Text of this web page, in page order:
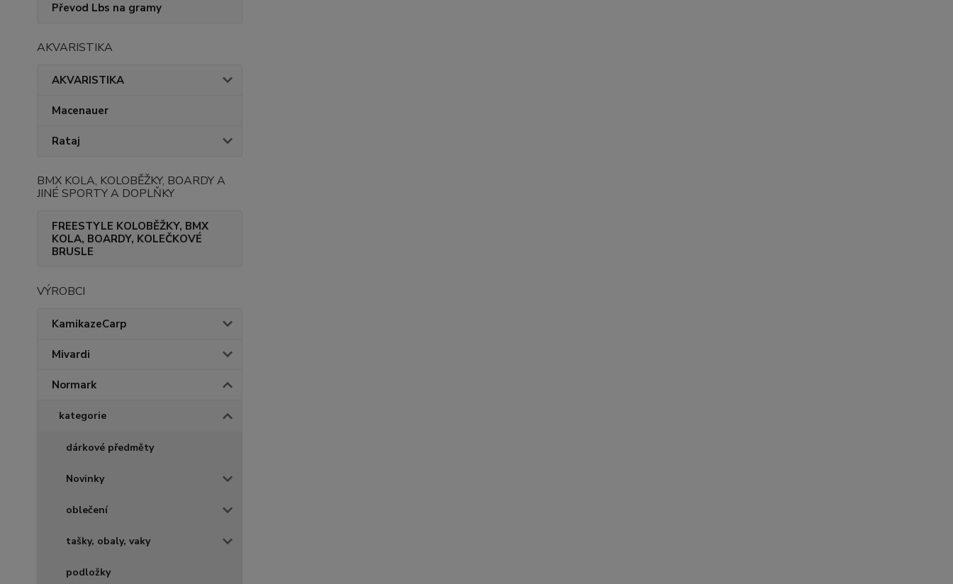
Převod Lbs na gramy
AKVARISTIKA
AKVARISTIKA
Macenauer
Rataj
BMX KOLA, KOLOBĚŽKY, BOARDY A
JINÉ SPORTY A DOPLŇKY
FREESTYLE KOLOBĚŽKY, BMX
KOLA, BOARDY, KOLEČKOVÉ
BRUSLE
VÝROBCI
KamikazeCarp
Mivardi
Normark
kategorie
dárkové předměty
Novinky
oblečení
tašky, obaly, vaky
podložky